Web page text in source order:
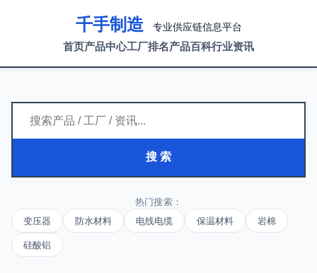
千手制造 专业供应链信息平台
首页产品中心工厂排名产品百科行业资讯
搜 索
热门搜索：
变压器
防水材料 电线电缆 保温材料 岩棉
硅酸铝